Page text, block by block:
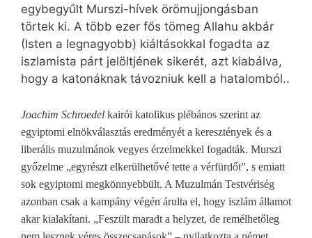
egybegyűlt Murszi-hívek örömujjongásban
törtek ki. A több ezer fős tömeg Allahu akbár
(Isten a legnagyobb) kiáltásokkal fogadta az
iszlamista párt jelöltjének sikerét, azt kiabálva,
hogy a katonáknak távozniuk kell a hatalomból..
Joachim Schroedel kairói katolikus plébános szerint az
egyiptomi elnökválasztás eredményét a keresztények és a
liberális muzulmánok vegyes érzelmekkel fogadták. Murszi
győzelme „egyrészt elkerülhetővé tette a vérfürdőt”, s emiatt
sok egyiptomi megkönnyebbült. A Muzulmán Testvériség
azonban csak a kampány végén árulta el, hogy iszlám államot
akar kialakítani. „Feszült maradt a helyzet, de remélhetőleg